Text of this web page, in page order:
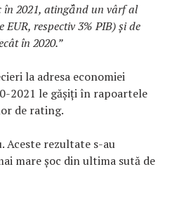
în 2021, atingă̂nd un vârf al
respectiv 3% PIB) și de
în 2020.”
la adresa economiei
2021 le gășiți în rapoartele
de rating.
Aceste rezultate s-au
mare șoc din ultima sută de